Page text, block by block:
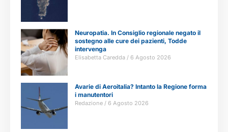
Neuropatia. In Consiglio regionale negato il
sostegno alle cure dei pazienti, Todde
intervenga
Elisabetta Caredda 6 Agosto 2026
Avarie di Aeroitalia? Intanto la Regione forma
i manutentori
Redazione 6 Agosto 2026